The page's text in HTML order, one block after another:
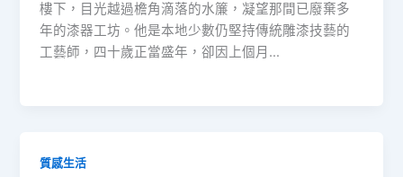
樓下，目光越過檐角滴落的水簾，凝望那間已廢棄多
年的漆器工坊。他是本地少數仍堅持傳統雕漆技藝的
工藝師，四十歲正當盛年，卻因上個月…
質感生活